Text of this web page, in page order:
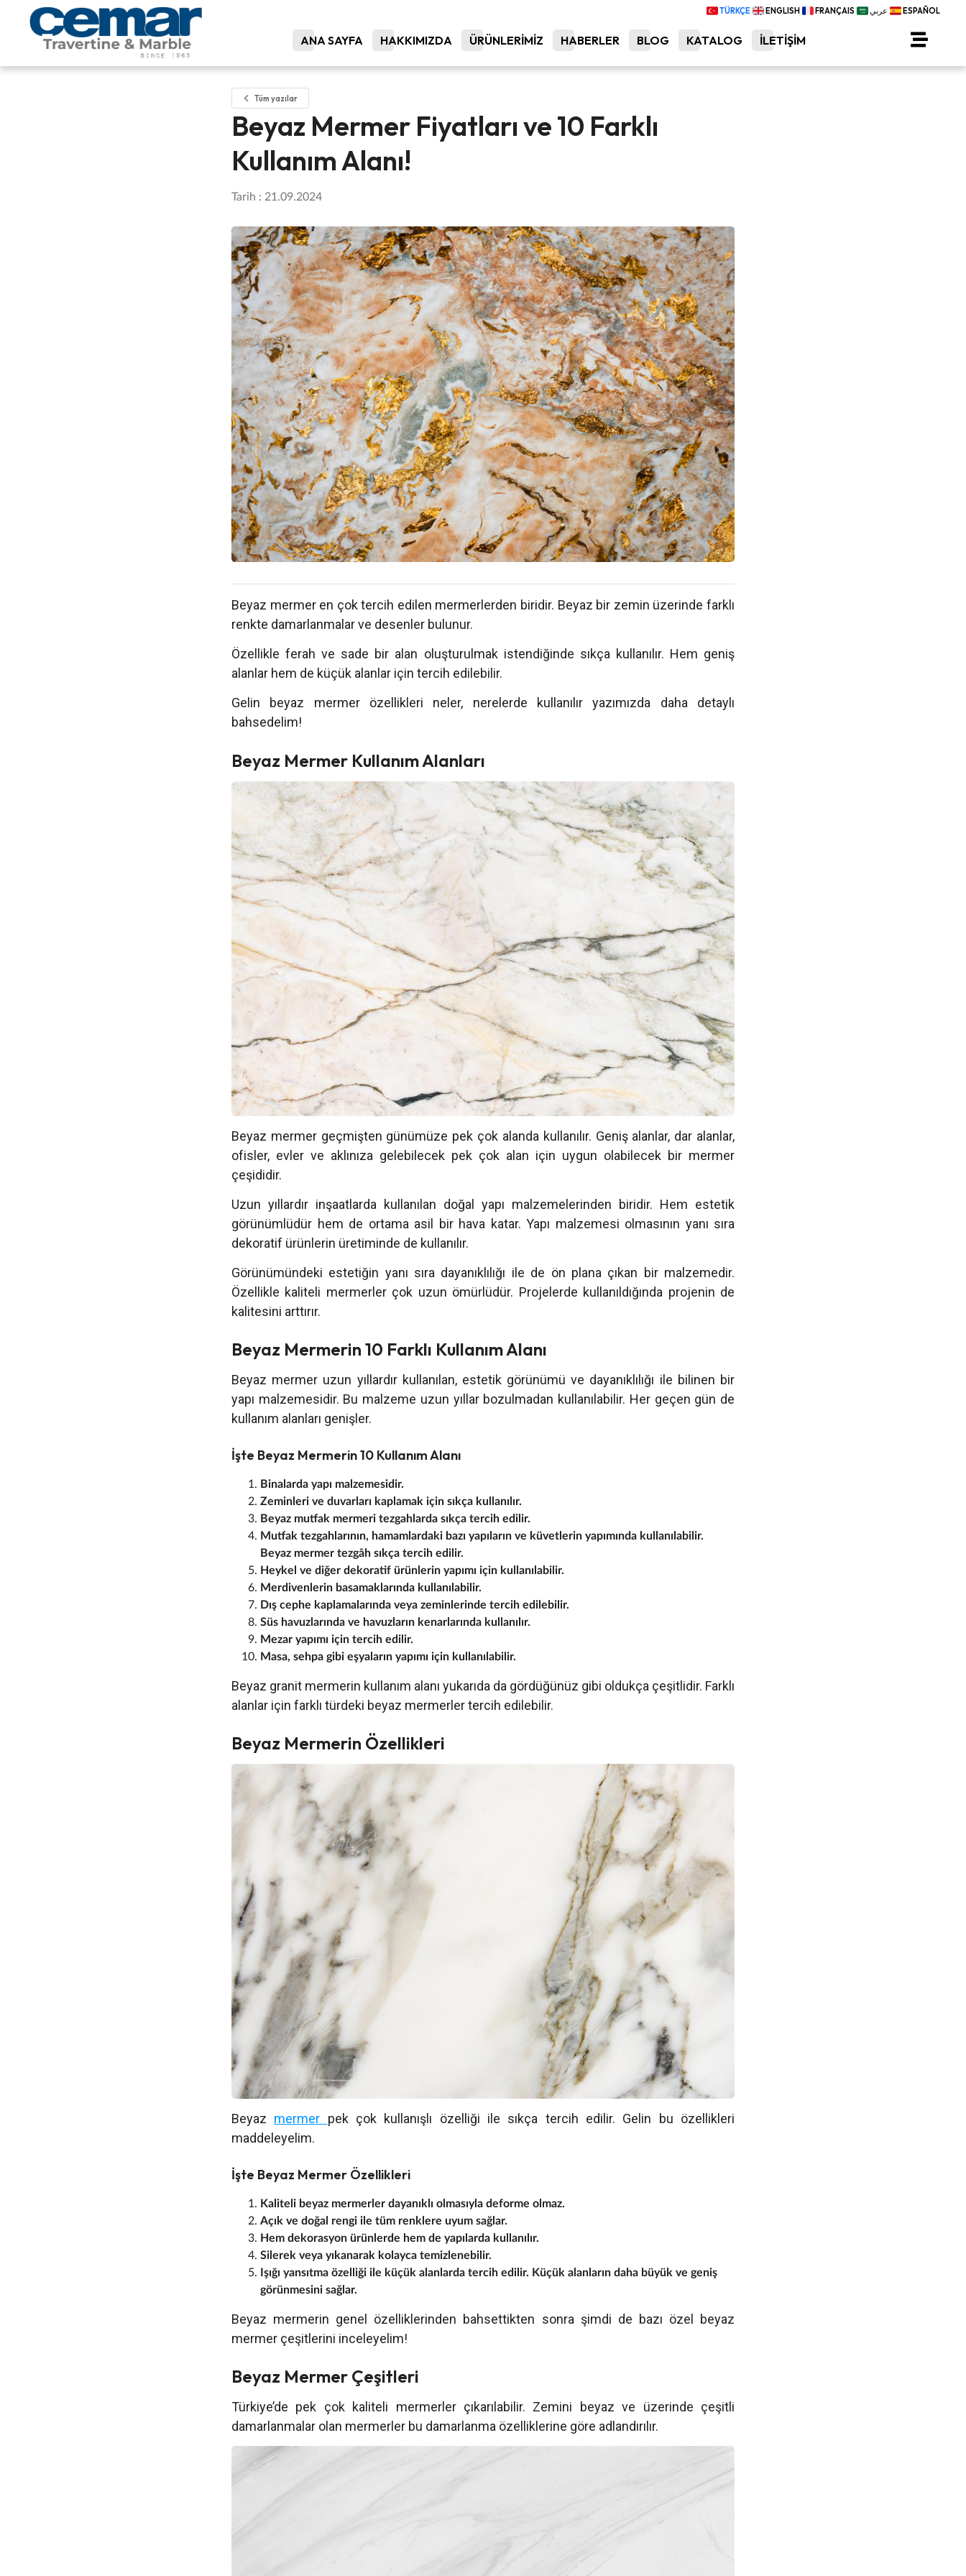
ANA SAYFA HAKKIMIZDA ÜRÜNLERİMİZ HABERLER BLOG KATALOG İLETİŞİM
TÜRKÇE ENGLISH FRANÇAIS عربي ESPAÑOL
Tüm yazılar
Beyaz Mermer Fiyatları ve 10 Farklı
Kullanım Alanı!
Tarih : 21.09.2024
Beyaz mermer en çok tercih edilen mermerlerden biridir. Beyaz bir zemin üzerinde farklı
renkte damarlanmalar ve desenler bulunur.
Özellikle ferah ve sade bir alan oluşturulmak istendiğinde sıkça kullanılır. Hem geniş
alanlar hem de küçük alanlar için tercih edilebilir.
Gelin beyaz mermer özellikleri neler, nerelerde kullanılır yazımızda daha detaylı
bahsedelim!
Beyaz Mermer Kullanım Alanları
Beyaz mermer geçmişten günümüze pek çok alanda kullanılır. Geniş alanlar, dar alanlar,
ofisler, evler ve aklınıza gelebilecek pek çok alan için uygun olabilecek bir mermer
çeşididir.
Uzun yıllardır inşaatlarda kullanılan doğal yapı malzemelerinden biridir. Hem estetik
görünümlüdür hem de ortama asil bir hava katar. Yapı malzemesi olmasının yanı sıra
dekoratif ürünlerin üretiminde de kullanılır.
Görünümündeki estetiğin yanı sıra dayanıklılığı ile de ön plana çıkan bir malzemedir.
Özellikle kaliteli mermerler çok uzun ömürlüdür. Projelerde kullanıldığında projenin de
kalitesini arttırır.
Beyaz Mermerin 10 Farklı Kullanım Alanı
Beyaz mermer uzun yıllardır kullanılan, estetik görünümü ve dayanıklılığı ile bilinen bir
yapı malzemesidir. Bu malzeme uzun yıllar bozulmadan kullanılabilir. Her geçen gün de
kullanım alanları genişler.
İşte Beyaz Mermerin 10 Kullanım Alanı
Binalarda yapı malzemesidir.
Zeminleri ve duvarları kaplamak için sıkça kullanılır.
Beyaz mutfak mermeri tezgahlarda sıkça tercih edilir.
Mutfak tezgahlarının, hamamlardaki bazı yapıların ve küvetlerin yapımında kullanılabilir.
Beyaz mermer tezgâh sıkça tercih edilir.
Heykel ve diğer dekoratif ürünlerin yapımı için kullanılabilir.
Merdivenlerin basamaklarında kullanılabilir.
Dış cephe kaplamalarında veya zeminlerinde tercih edilebilir.
Süs havuzlarında ve havuzların kenarlarında kullanılır.
Mezar yapımı için tercih edilir.
Masa, sehpa gibi eşyaların yapımı için kullanılabilir.
Beyaz granit mermerin kullanım alanı yukarıda da gördüğünüz gibi oldukça çeşitlidir. Farklı
alanlar için farklı türdeki beyaz mermerler tercih edilebilir.
Beyaz Mermerin Özellikleri
Beyaz mermer pek çok kullanışlı özelliği ile sıkça tercih edilir. Gelin bu özellikleri
maddeleyelim.
İşte Beyaz Mermer Özellikleri
Kaliteli beyaz mermerler dayanıklı olmasıyla deforme olmaz.
Açık ve doğal rengi ile tüm renklere uyum sağlar.
Hem dekorasyon ürünlerde hem de yapılarda kullanılır.
Silerek veya yıkanarak kolayca temizlenebilir.
Işığı yansıtma özelliği ile küçük alanlarda tercih edilir. Küçük alanların daha büyük ve geniş
görünmesini sağlar.
Beyaz mermerin genel özelliklerinden bahsettikten sonra şimdi de bazı özel beyaz
mermer çeşitlerini inceleyelim!
Beyaz Mermer Çeşitleri
Türkiye’de pek çok kaliteli mermerler çıkarılabilir. Zemini beyaz ve üzerinde çeşitli
damarlanmalar olan mermerler bu damarlanma özelliklerine göre adlandırılır.